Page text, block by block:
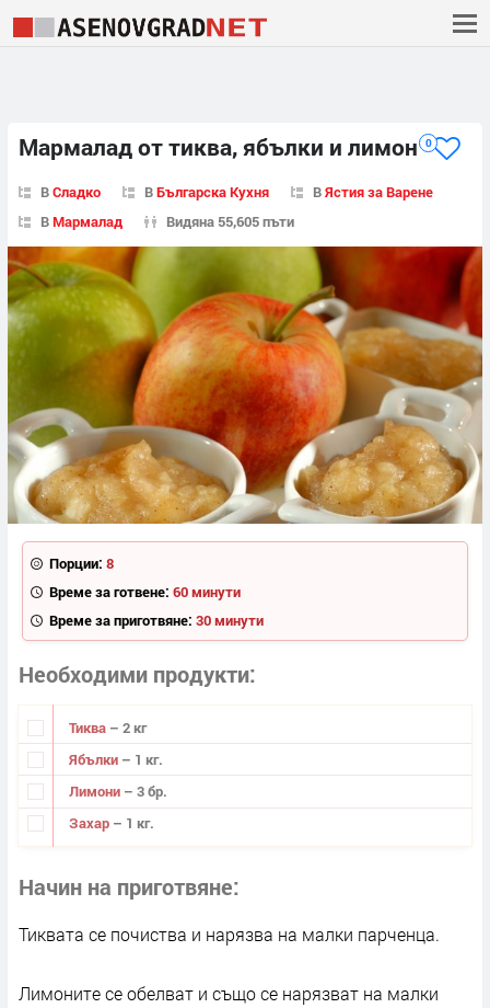
Мармалад от тиква, ябълки и лимон 0
ВСладко ВБългарска Кухня ВЯстия за Варене
ВМармалад Видяна 55,605 пъти
Порции: 8
Време за готвене: 60 минути
Време за приготвяне: 30 минути
Необходими продукти
Тиква – 2 кг
Ябълки – 1 кг.
Лимони – 3 бр.
Захар – 1 кг.
Начин на приготвяне
Тиквата се почиства и нарязва на малки парченца.
Лимоните се обелват и също се нарязват на малки